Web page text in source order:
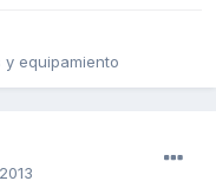
equipamiento